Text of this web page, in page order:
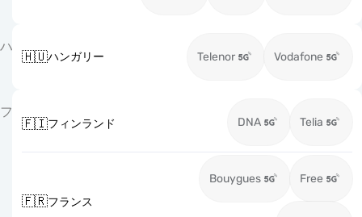
ハ
🇭🇺ハンガリー Telenor Vodafone
フ
🇫🇮フィンランド DNA Telia
🇫🇷フランス
Bouygues Free